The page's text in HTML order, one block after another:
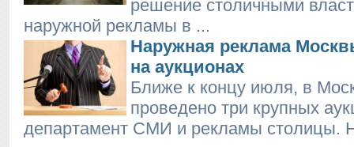
решение столичными
наружной рекламы в ...
Наружная реклама
на аукционах
Ближе к концу июля, в
проведено три крупных
департамент СМИ и рекламы столицы.